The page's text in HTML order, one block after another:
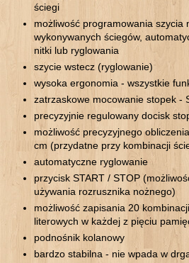
ściegi
możliwość programowania szycia
wykonywanych ściegów,
nitki lub ryglowania
szycie wstecz (ryglowanie)
wysoka ergonomia - wszystkie
zatrzaskowe mocowanie stopek -
precyzyjnie regulowany docisk
możliwość precyzyjnego
cm (przydatne przy kombinacji
automatyczne ryglowanie
przycisk START / STOP
używania rozrusznika nożnego)
możliwość zapisania 20
literowych w każdej z pięciu
podnośnik kolanowy
bardzo stabilna - nie wpada w